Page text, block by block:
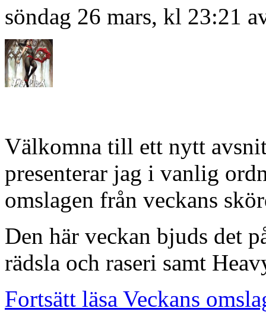
söndag 26 mars, kl 23:21
Välkomna till ett nytt
presenterar jag i vanlig
omslagen från veckans
Den här veckan bjuds det
rädsla och raseri samt
Fortsätt läsa Veckans